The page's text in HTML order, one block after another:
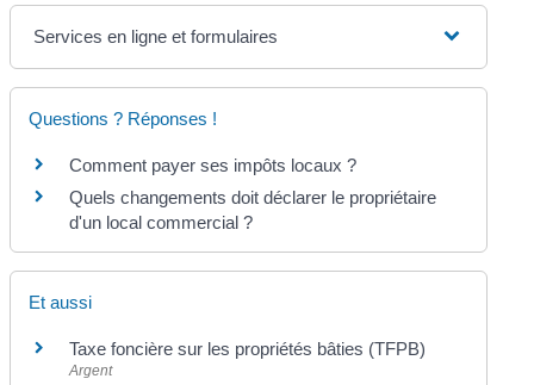
Services en ligne et formulaires
Questions ? Réponses !
Comment payer ses impôts locaux ?
Quels changements doit déclarer le propriétaire
d'un local commercial ?
Et aussi
Taxe foncière sur les propriétés bâties (TFPB)
Argent